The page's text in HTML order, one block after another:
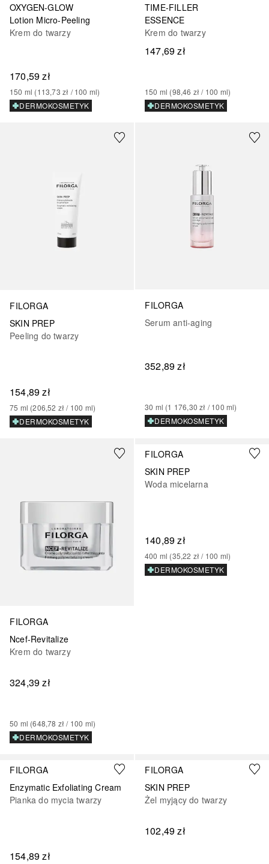
OXYGEN-GLOW
Lotion Micro-Peeling
Krem do twarzy
170,59 zł
150 ml (113,73 zł / 100 ml)
DERMOKOSMETYK
TIME-FILLER
ESSENCE
Krem do twarzy
147,69 zł
150 ml (98,46 zł / 100 ml)
DERMOKOSMETYK
FILORGA
SKIN PREP
Peeling do twarzy
154,89 zł
75 ml (206,52 zł / 100 ml)
DERMOKOSMETYK
FILORGA
Serum anti-aging
352,89 zł
30 ml (1 176,30 zł / 100 ml)
DERMOKOSMETYK
FILORGA
Ncef-Revitalize
Krem do twarzy
324,39 zł
50 ml (648,78 zł / 100 ml)
DERMOKOSMETYK
FILORGA
SKIN PREP
Woda micelarna
140,89 zł
400 ml (35,22 zł / 100 ml)
DERMOKOSMETYK
FILORGA
Enzymatic Exfoliating Cream
Pianka do mycia twarzy
154,89 zł
FILORGA
SKIN PREP
Żel myjący do twarzy
102,49 zł